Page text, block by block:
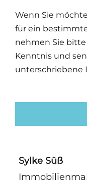
Wenn Sie
für ein
nehmen Sie bitte
Kenntnis und
unterschriebene
field
should
be
Sylke Süß